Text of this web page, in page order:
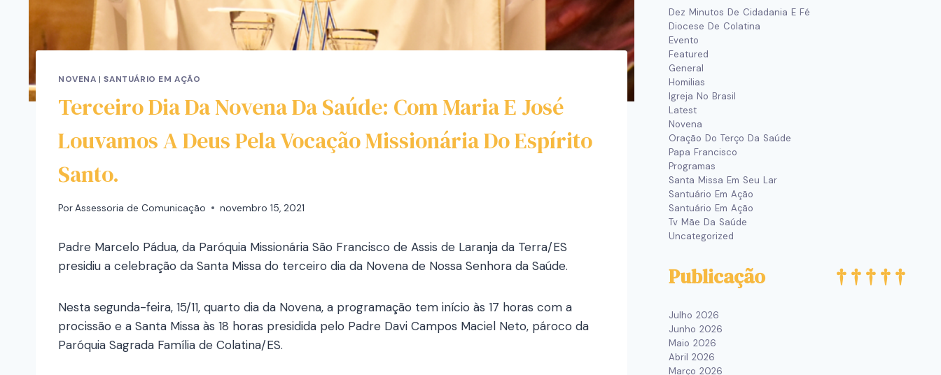
NOVENA |SANTUÁRIO EM AÇÃO
Terceiro Dia Da Novena Da Saúde: Com Maria E José
Louvamos A Deus Pela Vocação Missionária Do Espírito
Santo.
PorAssessoria de Comunicação novembro 15, 2021
Padre Marcelo Pádua, da Paróquia Missionária São Francisco de Assis de Laranja da Terra/ES
presidiu a celebração da Santa Missa do terceiro dia da Novena de Nossa Senhora da Saúde.
Nesta segunda-feira, 15/11, quarto dia da Novena, a programação tem início às 17 horas com a
procissão e a Santa Missa às 18 horas presidida pelo Padre Davi Campos Maciel Neto, pároco da
Paróquia Sagrada Família de Colatina/ES.
Dez Minutos De Cidadania E Fé
Diocese De Colatina
Evento
Featured
General
Homilias
Igreja No Brasil
Latest
Novena
Oração Do Terço Da Saúde
Papa Francisco
Programas
Santa Missa Em Seu Lar
Santuário Em Ação
Santuário Em Ação
Tv Mãe Da Saúde
Uncategorized
Publicação
Julho 2026
Junho 2026
Maio 2026
Abril 2026
Março 2026